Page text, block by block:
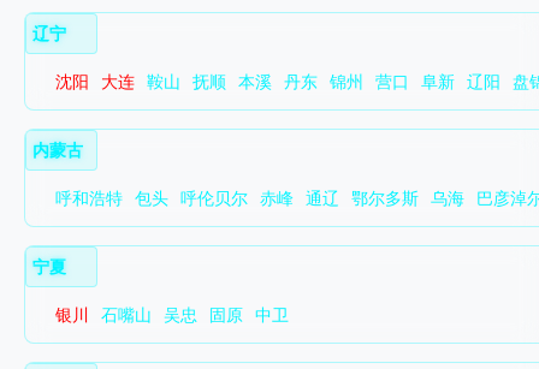
辽宁
沈阳 大连 鞍山 抚顺 本溪 丹东 锦州 营口 阜新 辽阳 盘
内蒙古
呼和浩特 包头 呼伦贝尔 赤峰 通辽 鄂尔多斯 乌海 巴彦淖
宁夏
银川 石嘴山 吴忠 固原 中卫